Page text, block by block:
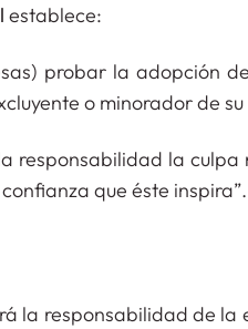
establece:
probar la adopción
o minorador de
responsabilidad la
que éste inspira”.
la responsabilidad de la